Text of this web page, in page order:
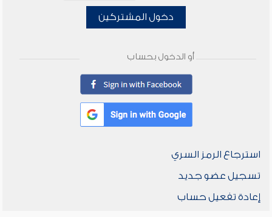
دخول المشتركين
أو الدخول بحساب
استرجاع الرمز السري
تسجيل عضو جديد
إعادة تفعيل حساب